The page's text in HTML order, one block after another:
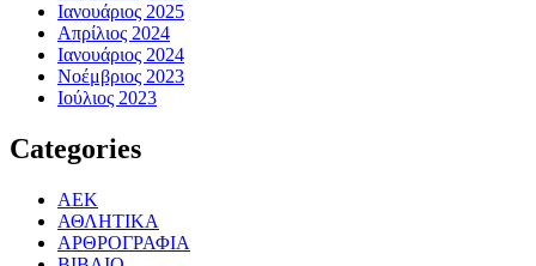
Ιανουάριος 2025
Απρίλιος 2024
Ιανουάριος 2024
Νοέμβριος 2023
Ιούλιος 2023
Categories
ΑΕΚ
ΑΘΛΗΤΙΚΑ
ΑΡΘΡΟΓΡΑΦΙΑ